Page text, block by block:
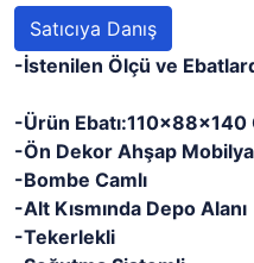
Satıcıya Danış
-İstenilen Ölçü ve
-Ürün Ebatı:110x88x140
-Ön Dekor Ahşap
-Bombe Camlı
-Alt Kısmında Depo Alanı
-Tekerlekli